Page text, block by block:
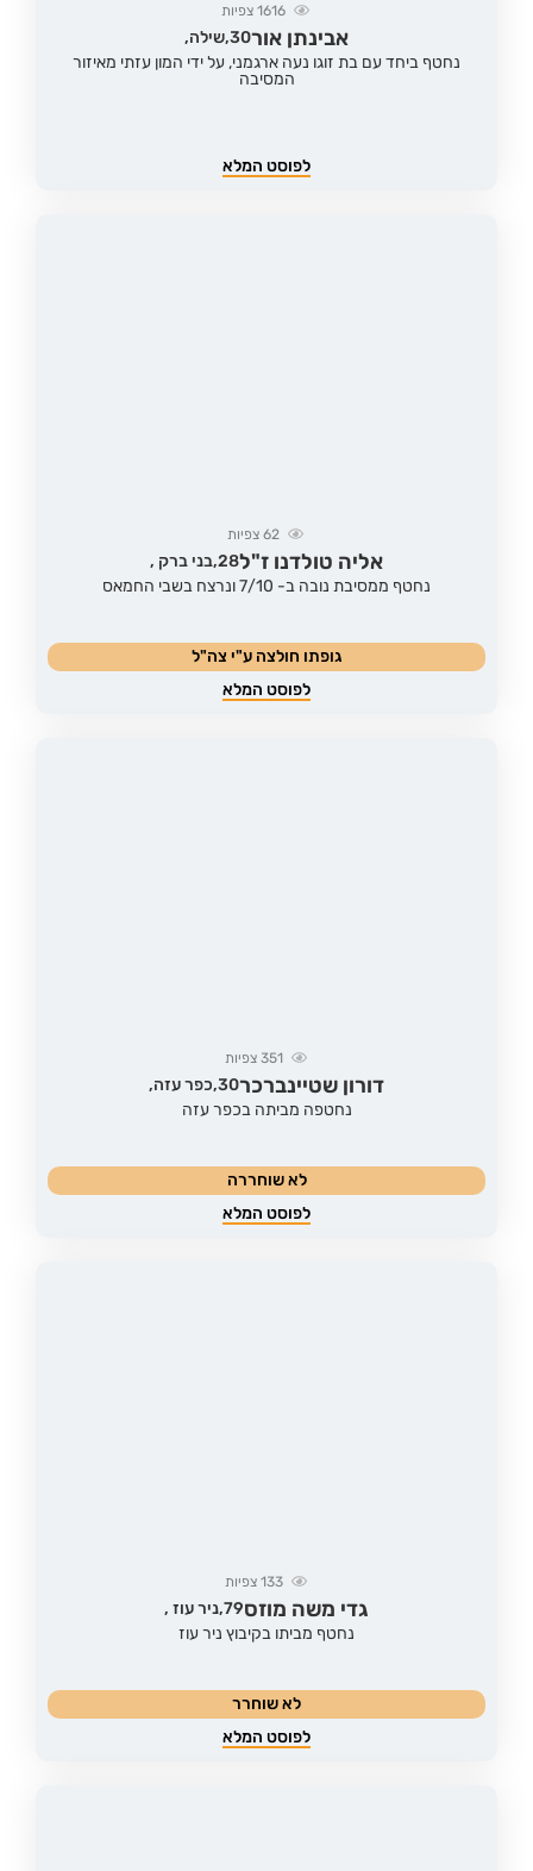
1616צפיות
אבינתן אור30, שילה,
נחטף ביחד עם בת זוגו נעה ארגמני, על ידי המון עזתי מאיזור
המסיבה
לפוסט המלא
62צפיות
אליה טולדנו ז"ל28, בני ברק ,
נחטף ממסיבת נובה ב- 7/10 ונרצח בשבי החמאס
גופתו חולצה ע"י צה"ל
לפוסט המלא
351 צפיות
דורון שטיינברכר30, כפר עזה,
נחטפה מביתה בכפר עזה
לא שוחררה
לפוסט המלא
133 צפיות
גדי משה מוזס79, ניר עוז ,
נחטף מביתו בקיבוץ ניר עוז
לא שוחרר
לפוסט המלא